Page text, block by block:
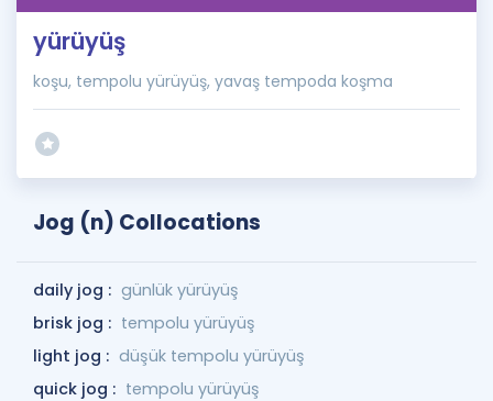
yürüyüş
koşu, tempolu yürüyüş, yavaş tempoda koşma
Jog (n) Collocations
daily jog : günlük yürüyüş
brisk jog : tempolu yürüyüş
light jog : düşük tempolu yürüyüş
quick jog : tempolu yürüyüş